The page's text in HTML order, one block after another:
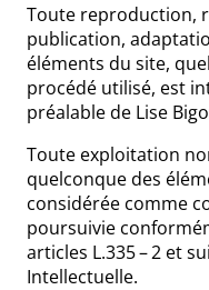
Toute reproduction,
publication,
éléments du site,
procédé utilisé, est
préalable de Lise
Toute exploitation
quelconque des
considérée comme
poursuivie
articles L.335 – 2 et
Intellectuelle.